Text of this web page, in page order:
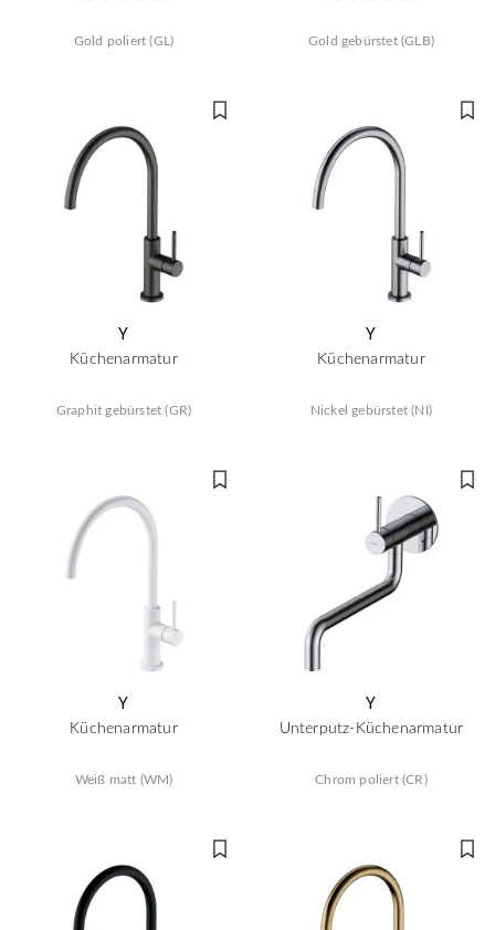
Gold poliert (GL) Gold gebürstet (GLB)
Y
Küchenarmatur
Graphit gebürstet (GR)
Y
Küchenarmatur
Nickel gebürstet (NI)
Y
Küchenarmatur
Weiß matt (WM)
Y
Unterputz-Küchenarmatur
Chrom poliert (CR)